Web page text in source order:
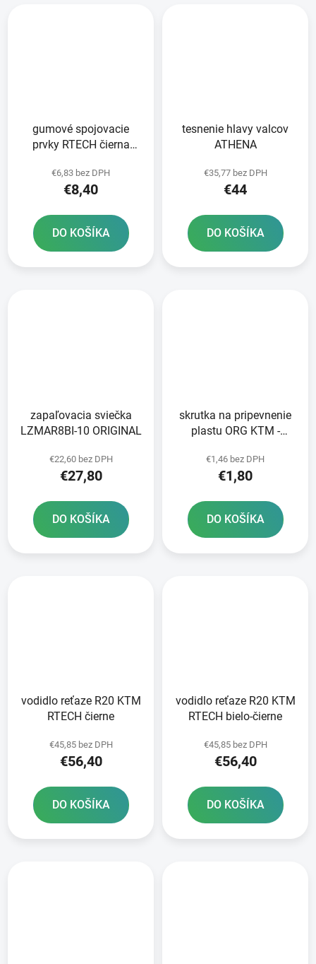
gumové spojovacie
prvky RTECH čierna
€6,83 bez DPH
€8,40
DO KOŠÍKA
tesnenie hlavy valcov
ATHENA
€35,77 bez DPH
€44
DO KOŠÍKA
zapaľovacia sviečka
LZMAR8BI-10 ORIGINAL
€22,60 bez DPH
€27,80
DO KOŠÍKA
skrutka na pripevnenie
plastu ORG KTM -
€1,46 bez DPH
€1,80
DO KOŠÍKA
vodidlo reťaze R20 KTM
RTECH čierne
€45,85 bez DPH
€56,40
DO KOŠÍKA
vodidlo reťaze R20 KTM
RTECH bielo-čierne
€45,85 bez DPH
€56,40
DO KOŠÍKA